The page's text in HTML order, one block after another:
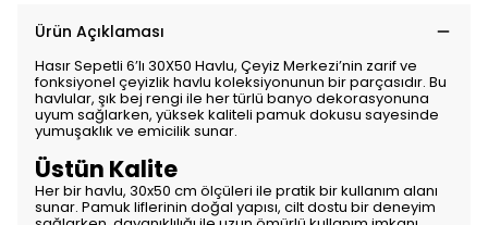
Ürün Açıklaması
Hasır Sepetli 6’lı 30X50 Havlu, Çeyiz Merkezi’nin zarif ve
fonksiyonel çeyizlik havlu koleksiyonunun bir parçasıdır. Bu
havlular, şık bej rengi ile her türlü banyo dekorasyonuna
uyum sağlarken, yüksek kaliteli pamuk dokusu sayesinde
yumuşaklık ve emicilik sunar.
Üstün Kalite
Her bir havlu, 30x50 cm ölçüleri ile pratik bir kullanım alanı
sunar. Pamuk liflerinin doğal yapısı, cilt dostu bir deneyim